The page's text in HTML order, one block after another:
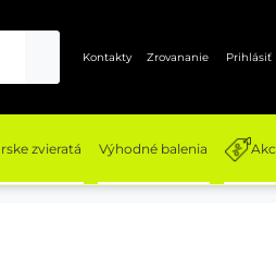
Kontakty Zrovananie Prihlásiť
zvieratá Výhodné balenia